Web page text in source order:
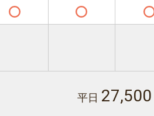
平日 27,500